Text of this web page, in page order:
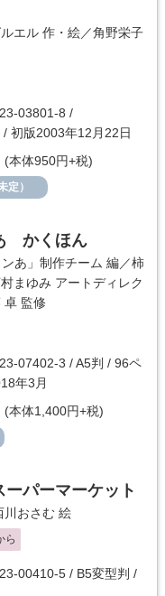
エル 作・絵／角野栄子
03801-8 /
初版2003年12月22日
(本体950円+税)
定）
かくほん
あ」制作チーム 編／柿
まゆみ アートディレク
卓 監修
07402-3 / A5判 / 96ペ
年3月
(本体1,400円+税)
ーパーマーケット
川おさむ 絵
ら
00410-5 / B5変型判 /